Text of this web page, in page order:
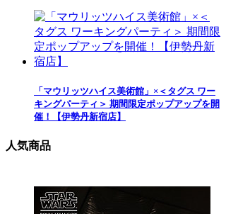
「マウリッツハイス美術館」×＜タグス ワー
キングパーティ＞ 期間限定ポップアップを開
催！【伊勢丹新宿店】
人気商品